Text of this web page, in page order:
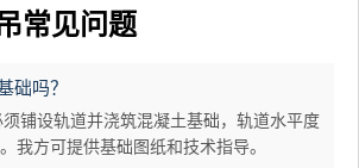
常见问题
础吗？
铺设轨道并浇筑混凝土基础，轨道水平度
我方可提供基础图纸和技术指导。